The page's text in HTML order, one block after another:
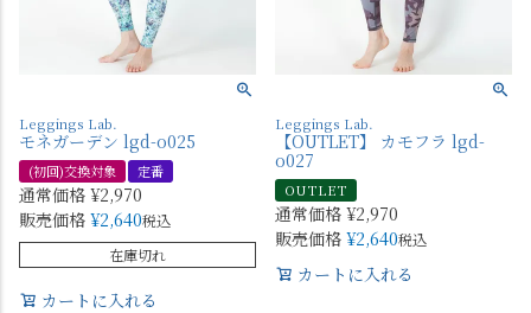
Leggings Lab.
モネガーデン lgd-o025
(初回)交換対象 定番
通常価格 ¥2,970
販売価格 ¥2,640税込
在庫切れ
カートに入れる
Leggings Lab.
【OUTLET】 カモフラ lgd-
o027
OUTLET
通常価格 ¥2,970
販売価格 ¥2,640税込
カートに入れる